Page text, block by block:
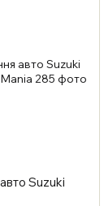
Suzuki